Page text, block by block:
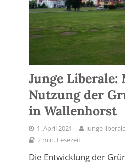
Junge Liberale:
Nutzung der
in Wallenhorst
1. April 2021
junge
2 min. Lesezeit
Die Entwicklung der